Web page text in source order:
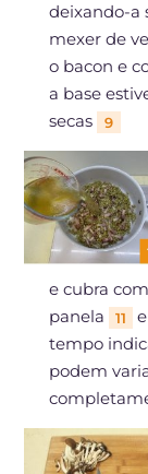
deixando-a
mexer de
o bacon e
a base
secas
9
e cubra
panela
11
tempo
podem